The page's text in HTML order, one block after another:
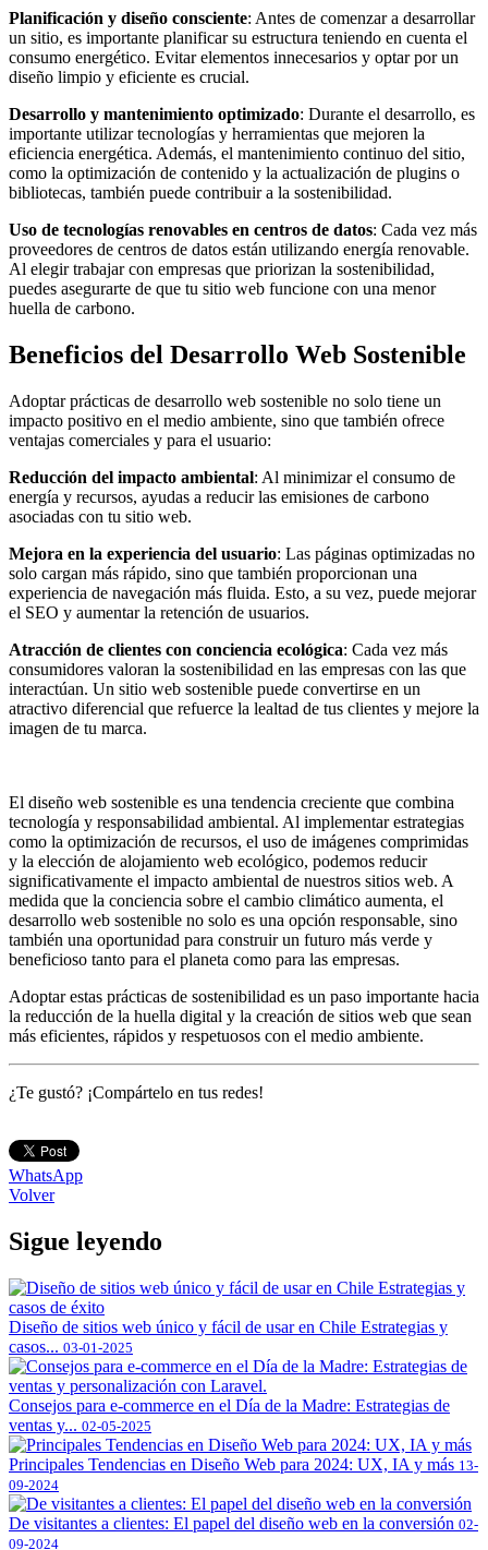
Planificación y diseño consciente: Antes de comenzar a desarrollar
un sitio, es importante planificar su estructura teniendo en cuenta el
consumo energético. Evitar elementos innecesarios y optar por un
diseño limpio y eficiente es crucial.
Desarrollo y mantenimiento optimizado: Durante el desarrollo, es
importante utilizar tecnologías y herramientas que mejoren la
eficiencia energética. Además, el mantenimiento continuo del sitio,
como la optimización de contenido y la actualización de plugins o
bibliotecas, también puede contribuir a la sostenibilidad.
Uso de tecnologías renovables en centros de datos: Cada vez más
proveedores de centros de datos están utilizando energía renovable.
Al elegir trabajar con empresas que priorizan la sostenibilidad,
puedes asegurarte de que tu sitio web funcione con una menor
huella de carbono.
Beneficios del Desarrollo Web Sostenible
Adoptar prácticas de desarrollo web sostenible no solo tiene un
impacto positivo en el medio ambiente, sino que también ofrece
ventajas comerciales y para el usuario:
Reducción del impacto ambiental: Al minimizar el consumo de
energía y recursos, ayudas a reducir las emisiones de carbono
asociadas con tu sitio web.
Mejora en la experiencia del usuario: Las páginas optimizadas no
solo cargan más rápido, sino que también proporcionan una
experiencia de navegación más fluida. Esto, a su vez, puede mejorar
el SEO y aumentar la retención de usuarios.
Atracción de clientes con conciencia ecológica: Cada vez más
consumidores valoran la sostenibilidad en las empresas con las que
interactúan. Un sitio web sostenible puede convertirse en un
atractivo diferencial que refuerce la lealtad de tus clientes y mejore la
imagen de tu marca.
El diseño web sostenible es una tendencia creciente que combina
tecnología y responsabilidad ambiental. Al implementar estrategias
como la optimización de recursos, el uso de imágenes comprimidas
y la elección de alojamiento web ecológico, podemos reducir
significativamente el impacto ambiental de nuestros sitios web. A
medida que la conciencia sobre el cambio climático aumenta, el
desarrollo web sostenible no solo es una opción responsable, sino
también una oportunidad para construir un futuro más verde y
beneficioso tanto para el planeta como para las empresas.
Adoptar estas prácticas de sostenibilidad es un paso importante hacia
la reducción de la huella digital y la creación de sitios web que sean
más eficientes, rápidos y respetuosos con el medio ambiente.
¿Te gustó? ¡Compártelo en tus redes!
WhatsApp
Volver
Sigue leyendo
Diseño de sitios web único y fácil de usar en Chile Estrategias y
casos... 03-01-2025
Consejos para e-commerce en el Día de la Madre: Estrategias de
ventas y... 02-05-2025
Principales Tendencias en Diseño Web para 2024: UX, IA y más 13-
09-2024
De visitantes a clientes: El papel del diseño web en la conversión 02-
09-2024